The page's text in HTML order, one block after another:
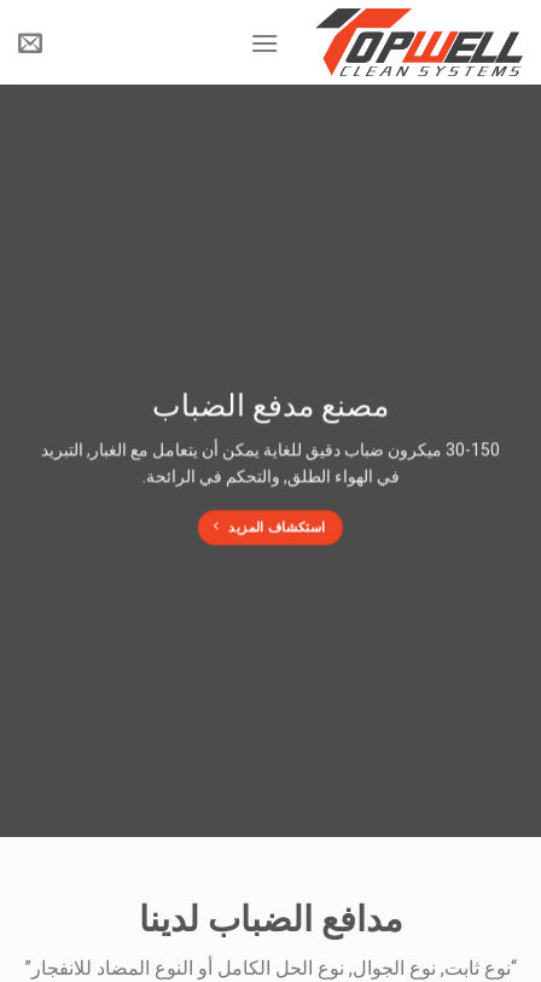
الى
المحتوى
مصنع مدفع الضباب
30-150 ميكرون ضباب دقيق للغاية يمكن أن يتعامل مع الغبار, التبريد
في الهواء الطلق, والتحكم في الرائحة.
استكشاف المزيد
مدافع الضباب لدينا
“نوع ثابت, نوع الجوال, نوع الحل الكامل أو النوع المضاد للانفجار”